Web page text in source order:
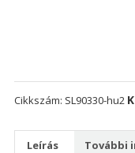
402N
mennyiség
Cikkszám: SL90330-hu2
Leírás További